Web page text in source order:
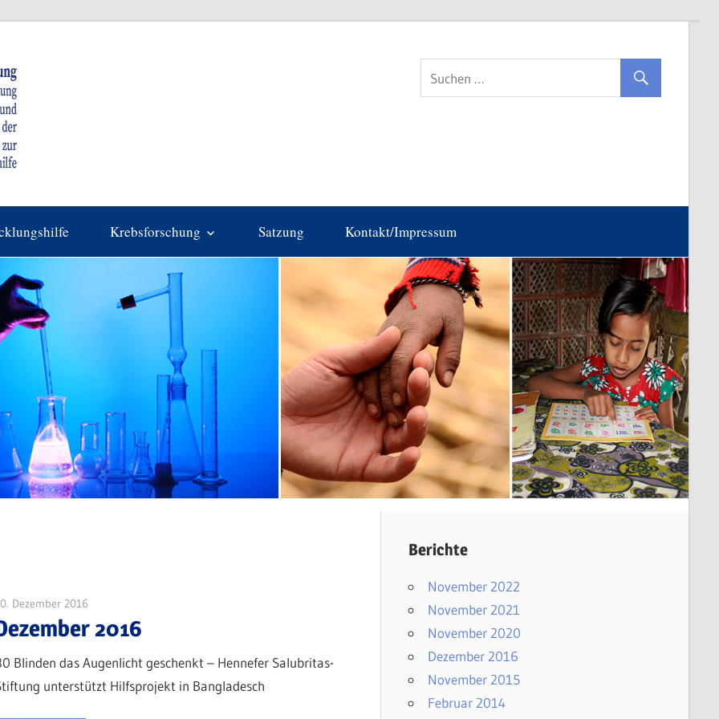
zur
Förderung
der
Forschung
nach
Ursachen
Heilungsmöglichkeiten
der
Krebsforschung Satzung Kontakt/Impressum
Dezember 2016
2016
Blinden das Augenlicht geschenkt – Hennefer Salubritas-
unterstützt Hilfsprojekt in Bangladesch
Berichte
November 2022
November 2021
November 2020
Dezember 2016
November 2015
Februar 2014